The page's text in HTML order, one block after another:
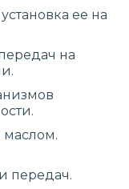
ее на
на
маслом.
передач.